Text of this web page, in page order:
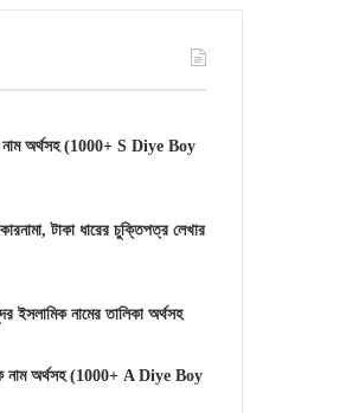
নাম অর্থসহ (1000+ S Diye Boy
টাকা ধারের চুক্তিপত্র লেখার
ইসলামিক নামের তালিকা অর্থসহ
নাম অর্থসহ (1000+ A Diye Boy